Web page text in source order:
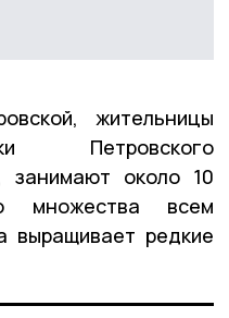
жительницы
Петровского
занимают около 10
множества всем
выращивает редкие